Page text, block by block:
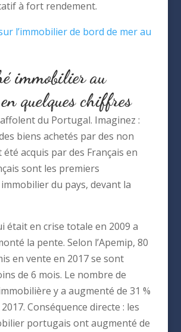
à fort rendement.
l’immobilier de bord de mer au
immobilier au
quelques chiffres
du Portugal. Imaginez :
biens achetés par des non
acquis par des Français en
sont les premiers
du pays, devant la
était en crise totale en 2009 a
la pente. Selon l’Apemip, 80
en vente en 2017 se sont
de 6 mois. Le nombre de
y a augmenté de 31 %
Conséquence directe : les
portugais ont augmenté de